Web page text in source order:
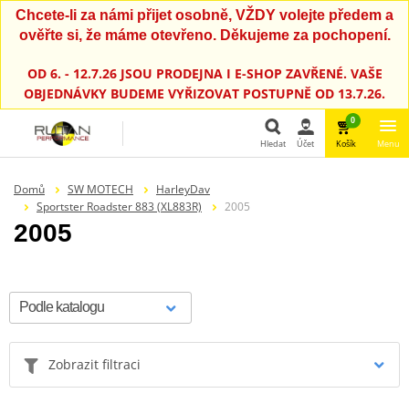
Chcete-li za námi přijet osobně, VŽDY volejte předem a
ověřte si, že máme otevřeno. Děkujeme za pochopení.
OD 6. - 12.7.26 JSOU PRODEJNA I E-SHOP ZAVŘENÉ. VAŠE
OBJEDNÁVKY BUDEME VYŘIZOVAT POSTUPNĚ OD 13.7.26.
Hledat Účet
0
Košík Menu
Domů SW MOTECH
HarleyDav
Sportster Roadster 883 (XL883R)
2005
2005
Zobrazit filtraci